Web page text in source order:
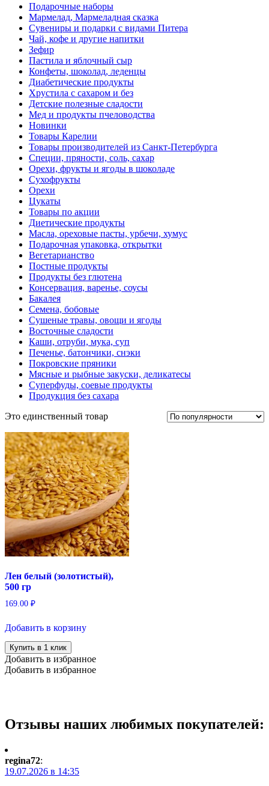
Подарочные наборы
Мармелад, Мармеладная сказка
Сувениры и подарки с видами Питера
Чай, кофе и другие напитки
Зефир
Пастила и яблочный сыр
Конфеты, шоколад, леденцы
Диабетические продукты
Хрустила с сахаром и без
Детские полезные сладости
Мед и продукты пчеловодства
Новинки
Товары Карелии
Товары производителей из Санкт-Петербурга
Специи, пряности, соль, сахар
Орехи, фрукты и ягоды в шоколаде
Сухофрукты
Орехи
Цукаты
Товары по акции
Диетические продукты
Масла, ореховые пасты, урбечи, хумус
Подарочная упаковка, открытки
Вегетарианство
Постные продукты
Продукты без глютена
Консервация, варенье, соусы
Бакалея
Семена, бобовые
Сушеные травы, овощи и ягоды
Восточные сладости
Каши, отруби, мука, суп
Печенье, батончики, снэки
Покровские пряники
Мясные и рыбные закуски, деликатесы
Суперфуды, соевые продукты
Продукция без сахара
Это единственный товар
Лен белый (золотистый),
500 гр
169.00 ₽
Добавить в корзину
Купить в 1 клик
Добавить в избранное
Добавить в избранное
Отзывы наших любимых покупателей:
regina72:
19.07.2026 в 14:35